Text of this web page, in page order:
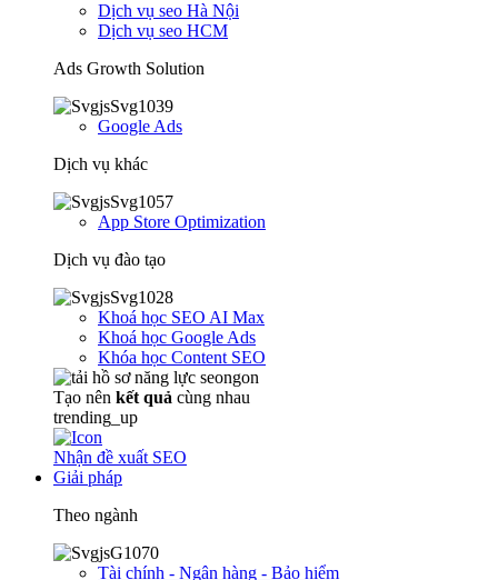
Dịch vụ seo Hà Nội
Dịch vụ seo HCM
Ads Growth Solution
Google Ads
Dịch vụ khác
App Store Optimization
Dịch vụ đào tạo
Khoá học SEO AI Max
Khoá học Google Ads
Khóa học Content SEO
Tạo nên kết quả cùng nhau
trending_up
Nhận đề xuất SEO
Giải pháp
Theo ngành
Tài chính - Ngân hàng - Bảo hiểm